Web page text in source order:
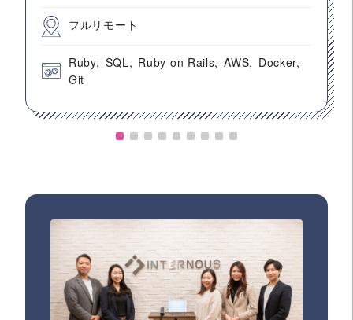
フルリモート
Ruby SQL Ruby on Rails AWS
Docker
Git